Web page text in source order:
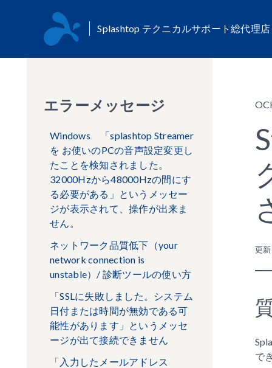
Splashtop テクニカルサポート総代理
エラーメッセージ
Windows 「splashtop Streamer
を お使いのPCの音声設定変更し
たことを検知されました。
32000Hzから48000Hzの間にす
る必要がある」というメッセー
ジが表示されて、操作が出来ま
せん。
ネットワーク品質低下（your
network connection is
unstable）/ 診断ツールの使い方
「SSLに失敗しました。システム
日付または時間が無効である可
能性があります」というメッセ
ージが出て接続できません
「入力したメールアドレス
更
で